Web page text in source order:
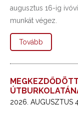
augusztus 16-ig
munkát végez.
Tovább
2026. AUGUSZTUS